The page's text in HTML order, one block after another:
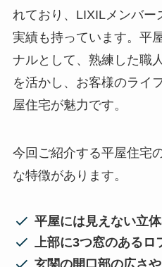
れており、LIXILメンバー
実績も持っています。平
ナルとして、熟練した職
を活かし、お客様のライ
屋住宅が魅力です。
今回ご紹介する平屋住宅
な特徴があります。
平屋には見えない立
上部に3つ窓のあるロ
玄関の開口部の広さ